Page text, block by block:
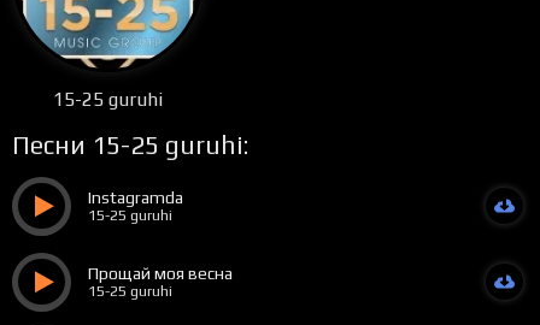
15-25 guruhi
Песни 15-25 guruhi:
Instagramda
15-25 guruhi
Прощай моя весна
15-25 guruhi